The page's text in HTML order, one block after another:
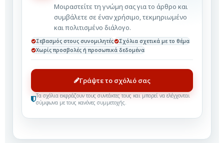
Μοιραστείτε τη γνώμη σας για το άρθρο και
συμβάλετε σε έναν χρήσιμο, τεκμηριωμένο
και πολιτισμένο διάλογο.
Σεβασμός στους συνομιλητές
Σχόλια σχετικά με το θέμα
Χωρίς προσβολές ή προσωπικά δεδομένα
Γράψτε το σχόλιό σας
Τα σχόλια εκφράζουν τους συντάκτες τους και μπορεί να ελέγχονται
σύμφωνα με τους κανόνες συμμετοχής.